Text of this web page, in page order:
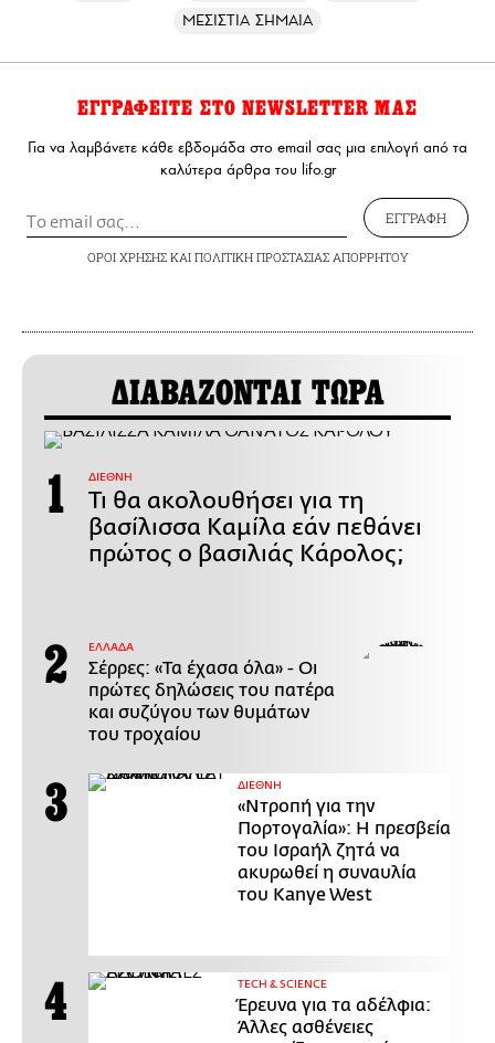
ΜΕΣΙΣΤΙΑ ΣΗΜΑΙΑ
ΕΓΓΡΑΦΕΙΤΕ ΣΤΟ NEWSLETTER ΜΑΣ
Για να λαμβάνετε κάθε εβδομάδα στο email σας μια επιλογή από τα
καλύτερα άρθρα του lifo.gr
ΕΓΓΡΑΦΗ
ΟΡΟΙ ΧΡΗΣΗΣΚΑΙ ΠΟΛΙΤΙΚΗ ΠΡΟΣΤΑΣΙΑΣ ΑΠΟΡΡΗΤΟΥ
ΔΙΑΒΑΖΟΝΤΑΙ ΤΩΡΑ
ΔΙΕΘΝΗ
Τι θα ακολουθήσει για τη
βασίλισσα Καμίλα εάν πεθάνει
πρώτος ο βασιλιάς Κάρολος;
ΕΛΛΑΔΑ
Σέρρες: «Τα έχασα όλα» - Οι
πρώτες δηλώσεις του πατέρα
και συζύγου των θυμάτων
του τροχαίου
ΔΙΕΘΝΗ
«Ντροπή για την
Πορτογαλία»: Η πρεσβεία
του Ισραήλ ζητά να
ακυρωθεί η συναυλία
του Kanye West
ΤECH & SCIENCE
Έρευνα για τα αδέλφια:
Άλλες ασθένειες